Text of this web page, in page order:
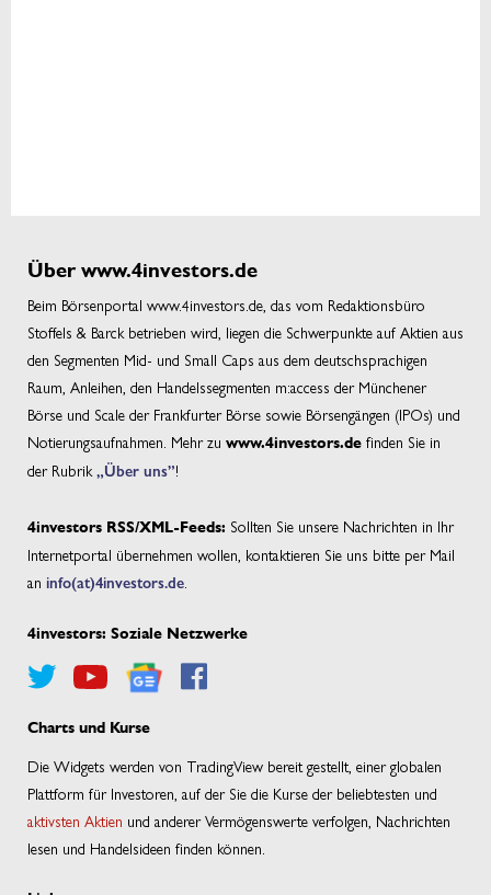
Über www.4investors.de
Beim Börsenportal www.4investors.de, das vom Redaktionsbüro
Stoffels & Barck betrieben wird, liegen die Schwerpunkte auf Aktien aus
den Segmenten Mid- und Small Caps aus dem deutschsprachigen
Raum, Anleihen, den Handelssegmenten m:access der Münchener
Börse und Scale der Frankfurter Börse sowie Börsengängen (IPOs) und
Notierungsaufnahmen. Mehr zu www.4investors.de finden Sie in
der Rubrik„Über uns”!
4investors RSS/XML-Feeds: Sollten Sie unsere Nachrichten in Ihr
Internetportal übernehmen wollen, kontaktieren Sie uns bitte per Mail
an info(at)4investors.de.
4investors: Soziale Netzwerke
Charts und Kurse
Die Widgets werden von TradingView bereit gestellt, einer globalen
Plattform für Investoren, auf der Sie die Kurse der beliebtesten und
aktivsten Aktien und anderer Vermögenswerte verfolgen, Nachrichten
lesen und Handelsideen finden können.